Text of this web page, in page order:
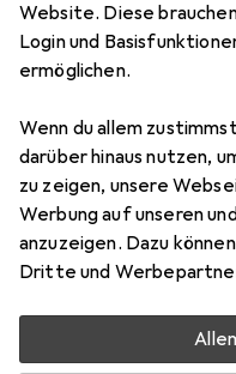
Website. Diese
Login und
ermöglichen.
Wenn du allem
darüber hinaus nutzen,
zu zeigen, unsere
Werbung auf unseren
anzuzeigen. Dazu
Dritte und
CollistarHyal
Preis in EUR inkl. MwSt.
EUR
26,23
Schneller lieferbar
Angebot für
EUR
31,97